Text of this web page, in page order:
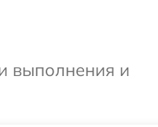
выполнения и